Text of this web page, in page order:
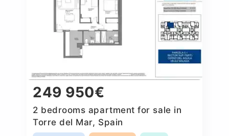
249 950€
2 bedrooms apartment for sale in
Torre del Mar, Spain